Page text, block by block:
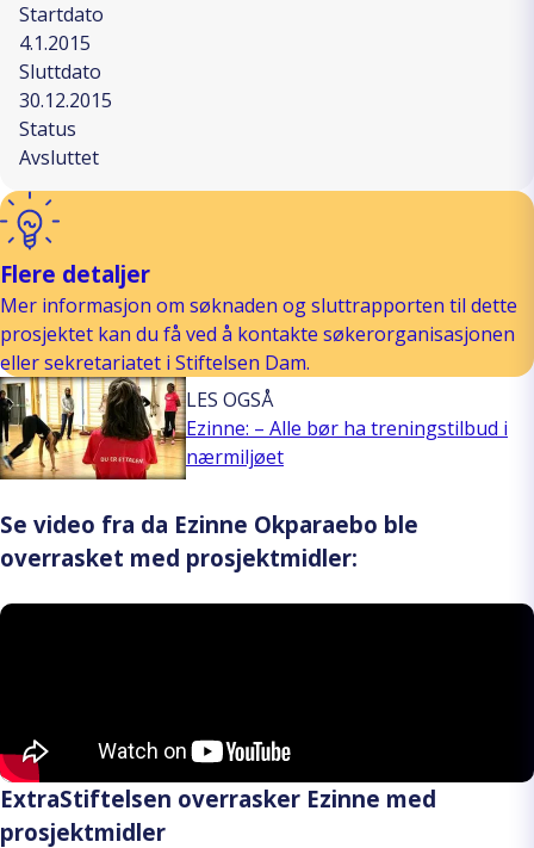
LES OGSÅ
Ezinne: – Alle bør ha treningstilbud i
nærmiljøet
Se video fra da Ezinne Okparaebo ble
overrasket med prosjektmidler:
ExtraStiftelsen overrasker Ezinne med
prosjektmidler
Startdato
4.1.2015
Sluttdato
30.12.2015
Status
Avsluttet
Flere detaljer
Mer informasjon om søknaden og sluttrapporten til dette
prosjektet kan du få ved å kontakte søkerorganisasjonen
eller sekretariatet i Stiftelsen Dam.